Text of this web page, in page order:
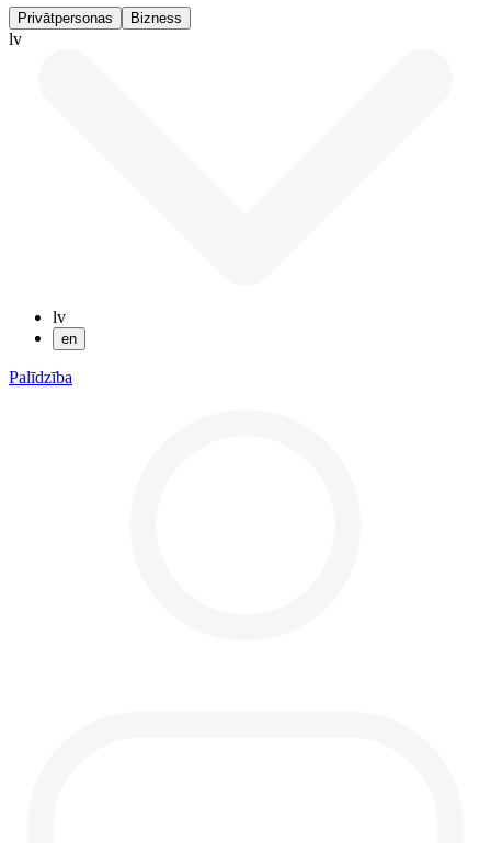
Privātpersonas Bizness
lv
lv
en
Palīdzība